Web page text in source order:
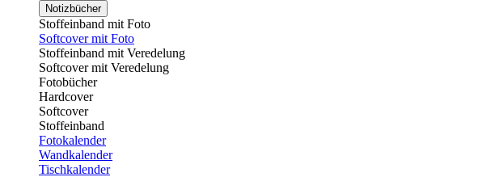
Notizbücher
Stoffeinband mit Foto
Softcover mit Foto
Stoffeinband mit Veredelung
Softcover mit Veredelung
Fotobücher
Hardcover
Softcover
Stoffeinband
Fotokalender
Wandkalender
Tischkalender